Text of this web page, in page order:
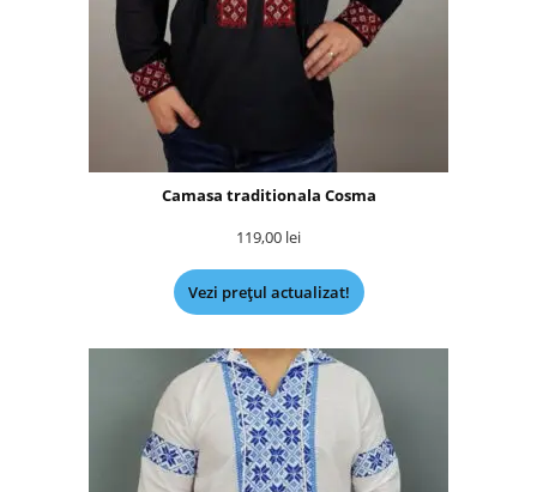
Camasa traditionala Cosma
119,00 lei
Vezi prețul actualizat!